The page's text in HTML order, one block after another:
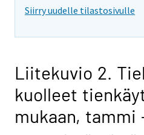
Siirry uudelle tilastosivulle
Liitekuvio 2.
kuolleet
mukaan, tammi